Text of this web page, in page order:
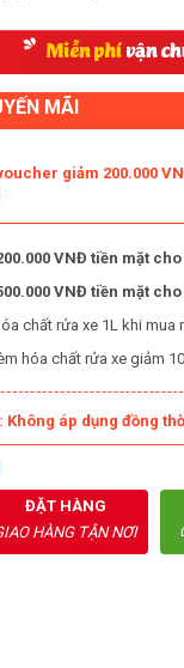
MÃI
giảm 200.000
VNĐ tiền mặt
VNĐ tiền mặt
chất rửa xe 1L khi mua
hóa chất rửa xe giảm
Không áp dụng đồng
ĐẶT HÀNG
HÀNG TẬN NƠI